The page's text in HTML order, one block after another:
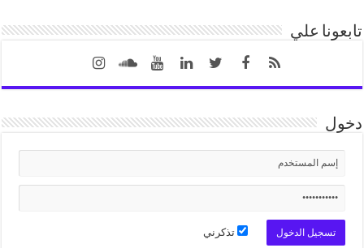
تابعونا علي
دخول
تذكرني